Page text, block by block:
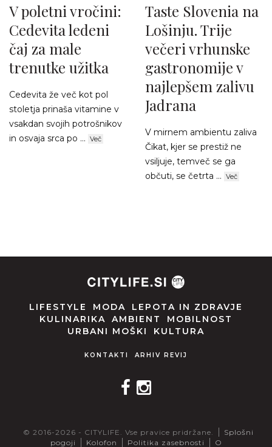
V poletni vročini:
Cedevita ledeni
čaj za male
trenutke užitka
Cedevita že več kot pol
stoletja prinaša vitamine v
vsakdan svojih potrošnikov
in osvaja srca po ... Več
Taste Slovenia na
Lošinju. Trije
večeri vrhunske
gastronomije v
najlepšem zalivu
Jadrana
V mirnem ambientu zaliva
Čikat, kjer se prestiž ne
vsiljuje, temveč se ga
občuti, se četrta ... Več
LIFESTYLE MODA
LEPOTA IN ZDRAVJE
KULINARIKA
AMBIENT
MOBILNOST
URBANI MOŠKI
KULTURA
KONTAKTI ARHIV REVIJ
© 2016-2026 - CITYLIFE. Vse pravice pridržane.
Splošni
pogoji
Kolofon Politika zasebnosti O